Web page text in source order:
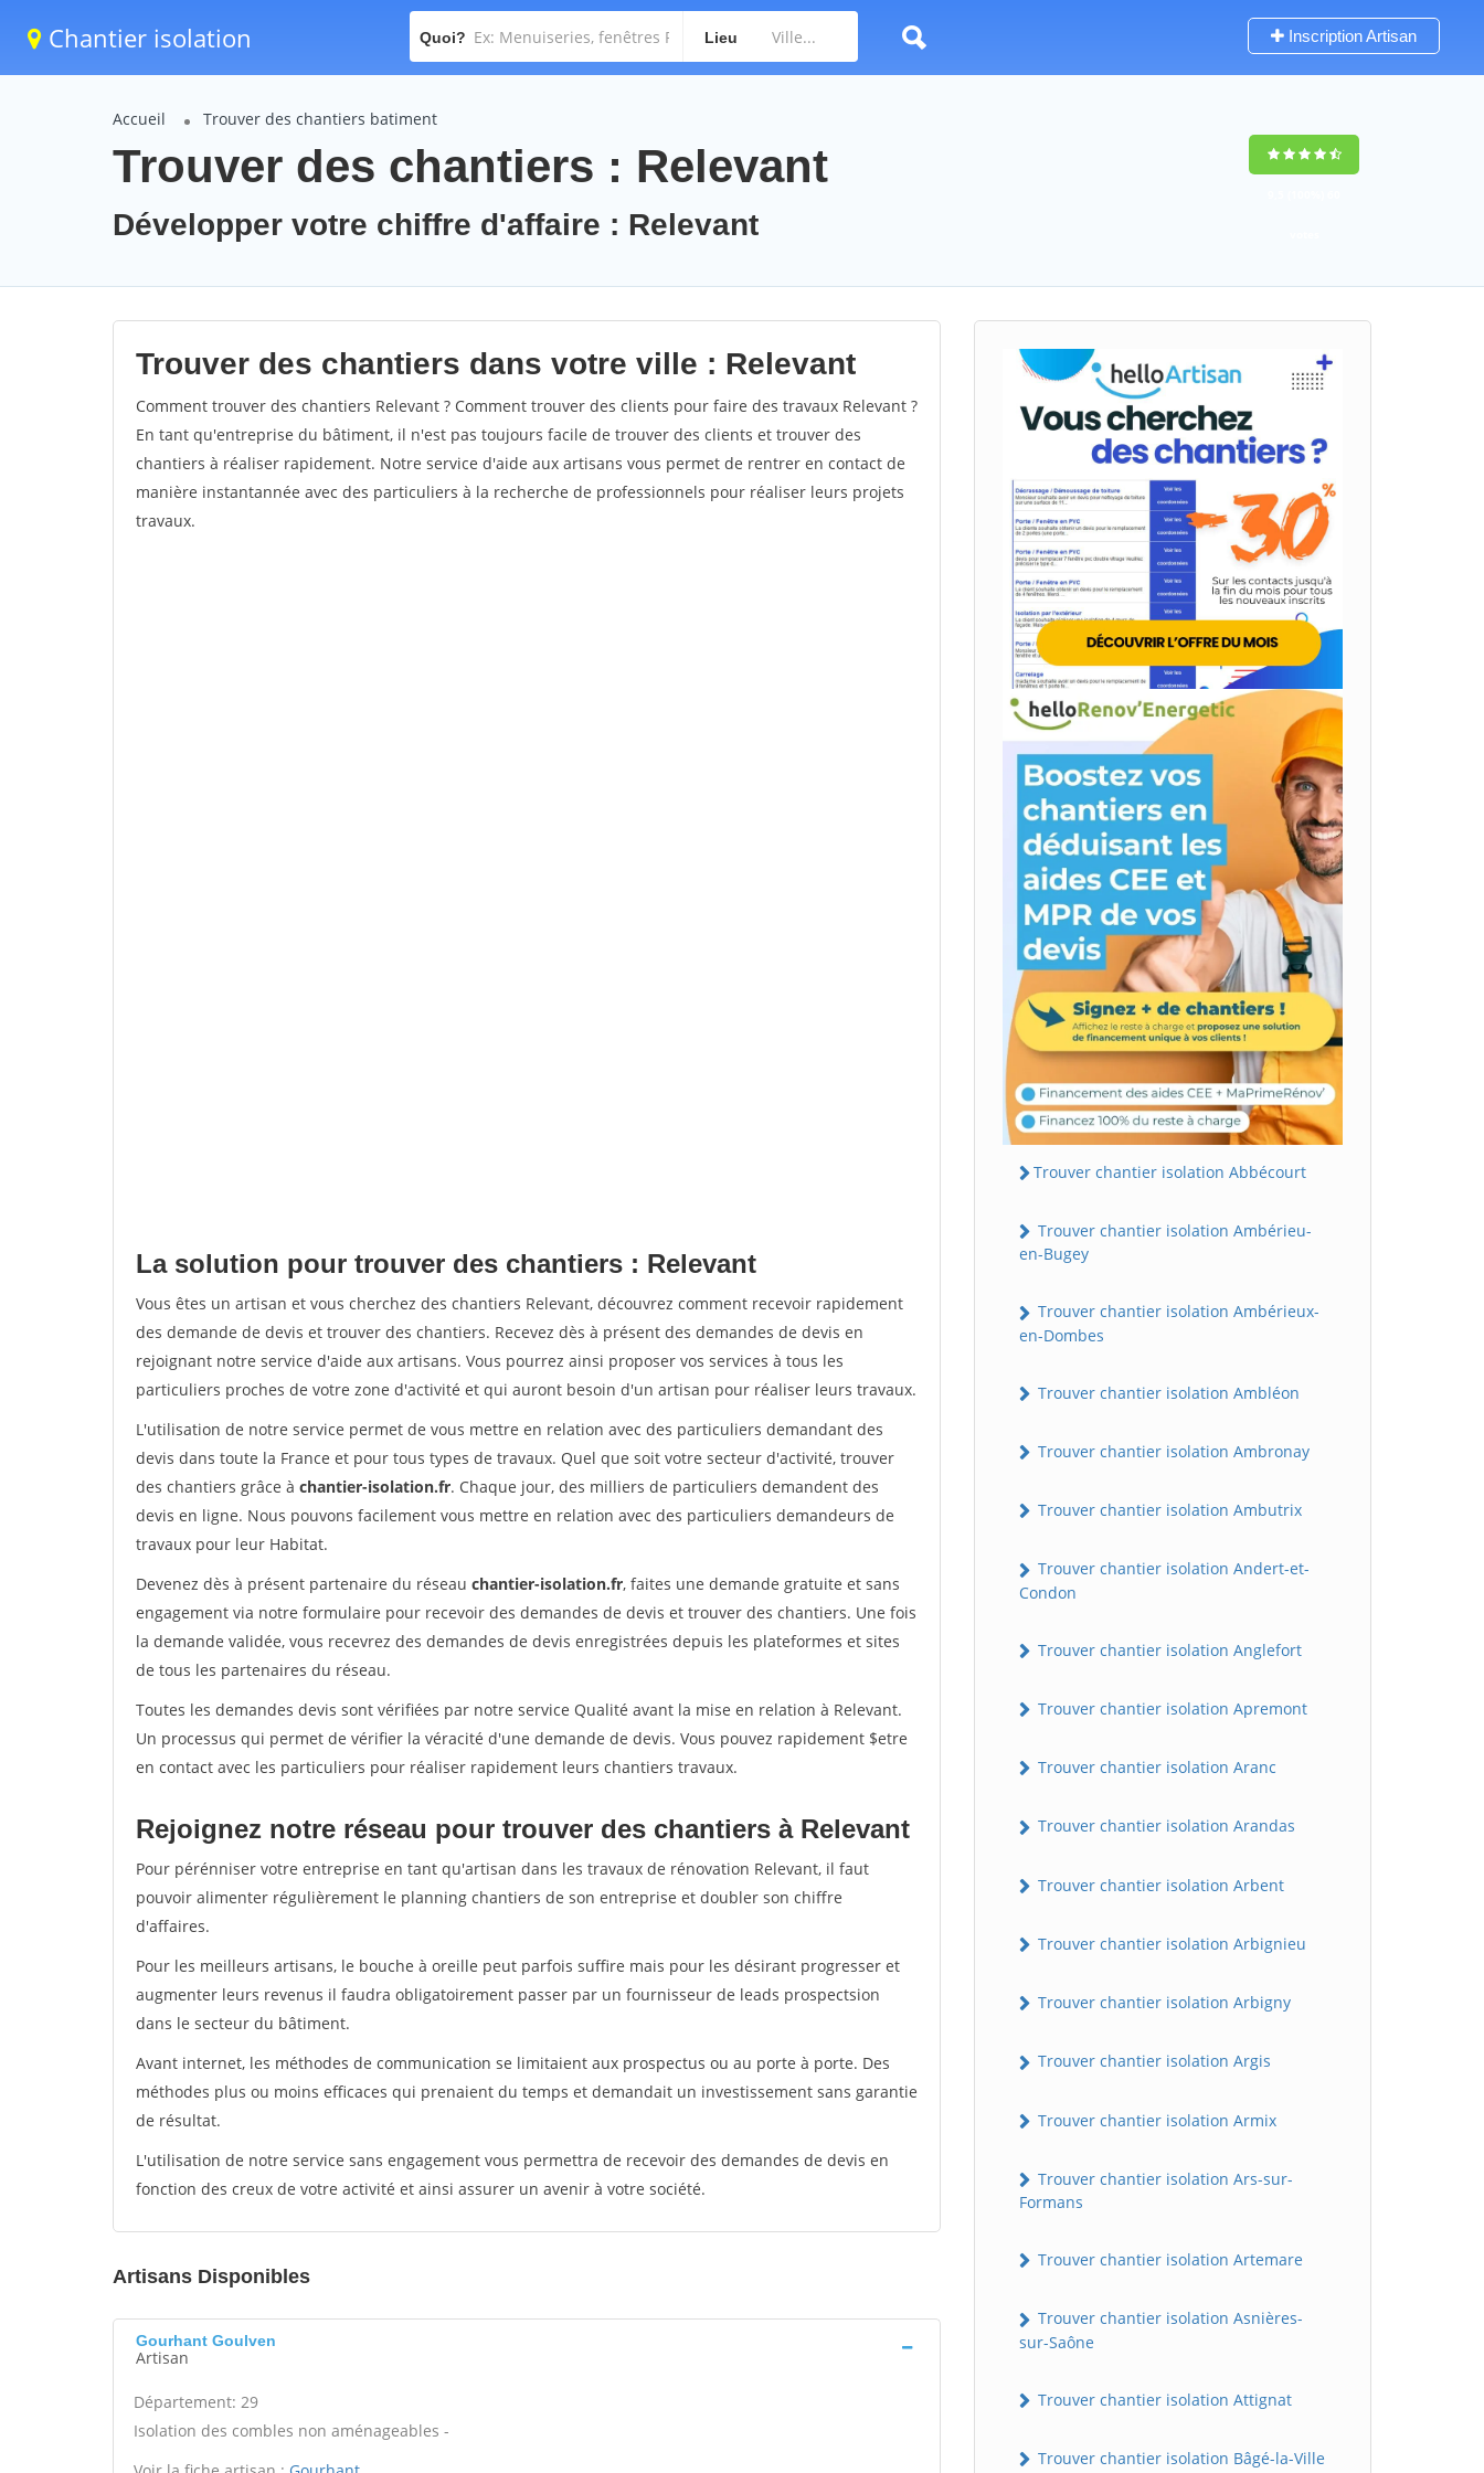
Chantier isolation Quoi? Lieu Inscription Artisan
Accueil Trouver des chantiers batiment
Trouver des chantiers : Relevant
Développer votre chiffre d'affaire : Relevant
Trouver des chantiers dans votre ville : Relevant
Comment trouver des chantiers Relevant ? Comment trouver des clients pour faire des travaux Relevant ?
En tant qu'entreprise du bâtiment, il n'est pas toujours facile de trouver des clients et trouver des
chantiers à réaliser rapidement. Notre service d'aide aux artisans vous permet de rentrer en contact de
manière instantannée avec des particuliers à la recherche de professionnels pour réaliser leurs projets
travaux.
La solution pour trouver des chantiers : Relevant
Vous êtes un artisan et vous cherchez des chantiers Relevant, découvrez comment recevoir rapidement
des demande de devis et trouver des chantiers. Recevez dès à présent des demandes de devis en
rejoignant notre service d'aide aux artisans. Vous pourrez ainsi proposer vos services à tous les
particuliers proches de votre zone d'activité et qui auront besoin d'un artisan pour réaliser leurs travaux.
L'utilisation de notre service permet de vous mettre en relation avec des particuliers demandant des
devis dans toute la France et pour tous types de travaux. Quel que soit votre secteur d'activité, trouver
des chantiers grâce à chantier-isolation.fr. Chaque jour, des milliers de particuliers demandent des
devis en ligne. Nous pouvons facilement vous mettre en relation avec des particuliers demandeurs de
travaux pour leur Habitat.
Devenez dès à présent partenaire du réseau chantier-isolation.fr, faites une demande gratuite et sans
engagement via notre formulaire pour recevoir des demandes de devis et trouver des chantiers. Une fois
la demande validée, vous recevrez des demandes de devis enregistrées depuis les plateformes et sites
de tous les partenaires du réseau.
Toutes les demandes devis sont vérifiées par notre service Qualité avant la mise en relation à Relevant.
Un processus qui permet de vérifier la véracité d'une demande de devis. Vous pouvez rapidement $etre
en contact avec les particuliers pour réaliser rapidement leurs chantiers travaux.
Rejoignez notre réseau pour trouver des chantiers à Relevant
Pour pérénniser votre entreprise en tant qu'artisan dans les travaux de rénovation Relevant, il faut
pouvoir alimenter régulièrement le planning chantiers de son entreprise et doubler son chiffre
d'affaires.
Pour les meilleurs artisans, le bouche à oreille peut parfois suffire mais pour les désirant progresser et
augmenter leurs revenus il faudra obligatoirement passer par un fournisseur de leads prospectsion
dans le secteur du bâtiment.
Avant internet, les méthodes de communication se limitaient aux prospectus ou au porte à porte. Des
méthodes plus ou moins efficaces qui prenaient du temps et demandait un investissement sans garantie
de résultat.
L'utilisation de notre service sans engagement vous permettra de recevoir des demandes de devis en
fonction des creux de votre activité et ainsi assurer un avenir à votre société.
Artisans Disponibles
Gourhant Goulven
Artisan
Département: 29
Isolation des combles non aménageables -
Trouver chantier isolation Abbécourt
Trouver chantier isolation Ambérieu-
en-Bugey
Trouver chantier isolation Ambérieux-
en-Dombes
Trouver chantier isolation Ambléon
Trouver chantier isolation Ambronay
Trouver chantier isolation Ambutrix
Trouver chantier isolation Andert-et-
Condon
Trouver chantier isolation Anglefort
Trouver chantier isolation Apremont
Trouver chantier isolation Aranc
Trouver chantier isolation Arandas
Trouver chantier isolation Arbent
Trouver chantier isolation Arbignieu
Trouver chantier isolation Arbigny
Trouver chantier isolation Argis
Trouver chantier isolation Armix
Trouver chantier isolation Ars-sur-
Formans
Trouver chantier isolation Artemare
Trouver chantier isolation Asnières-
sur-Saône
Trouver chantier isolation Attignat
Trouver chantier isolation Bâgé-la-Ville